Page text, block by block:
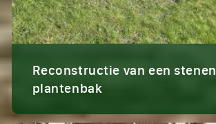
Reconstructie van een stenen
plantenbak